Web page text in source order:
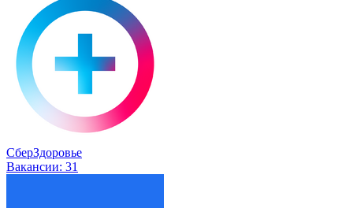
СберЗдоровье
Вакансии: 31